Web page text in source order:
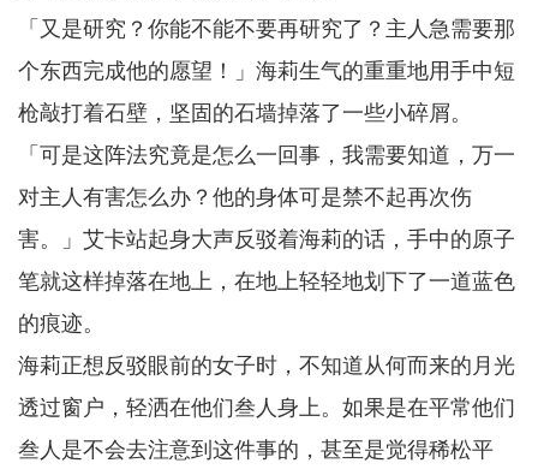
「又是研究？你能不能不要再研究了？主人急需要那
个东西完成他的愿望！」海莉生气的重重地用手中短
枪敲打着石壁，坚固的石墙掉落了一些小碎屑。
「可是这阵法究竟是怎么一回事，我需要知道，万一
对主人有害怎么办？他的身体可是禁不起再次伤
害。」艾卡站起身大声反驳着海莉的话，手中的原子
笔就这样掉落在地上，在地上轻轻地划下了一道蓝色
的痕迹。
海莉正想反驳眼前的女子时，不知道从何而来的月光
透过窗户，轻洒在他们叁人身上。如果是在平常他们
叁人是不会去注意到这件事的，甚至是觉得稀松平